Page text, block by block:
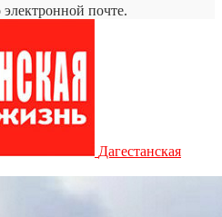
почте.
Дагестанская